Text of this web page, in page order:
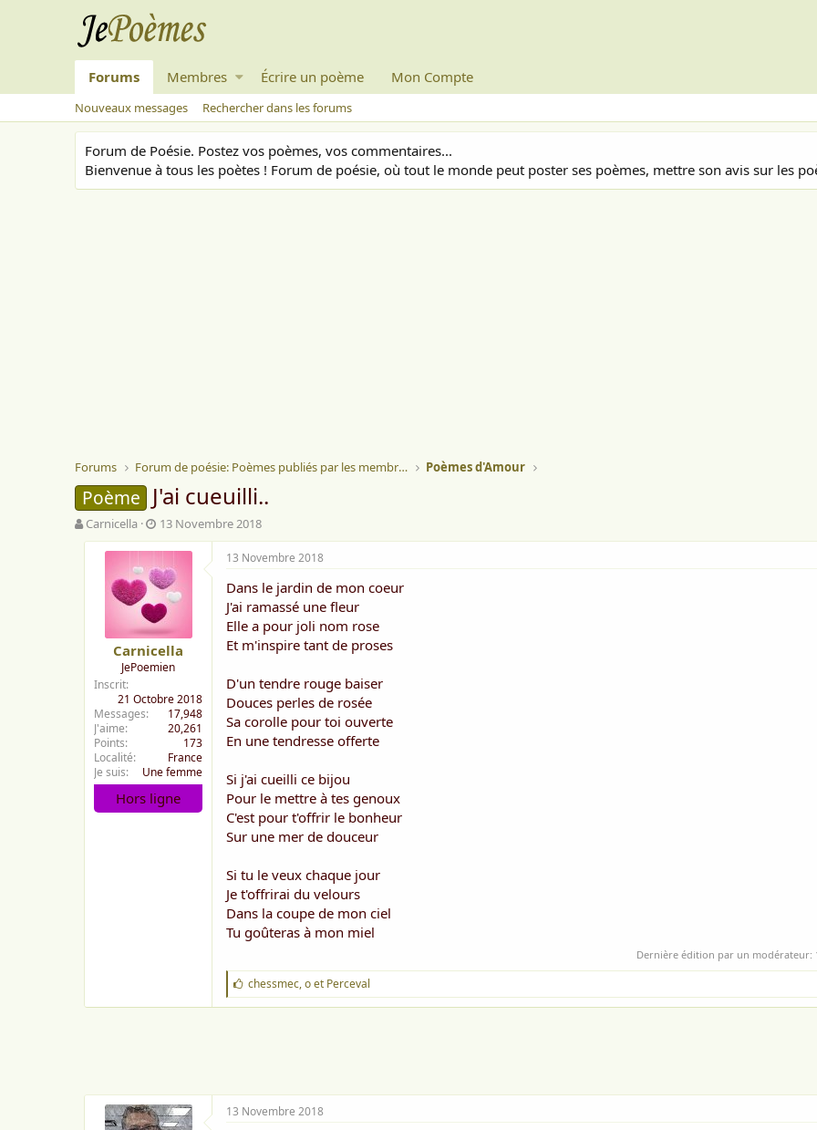
Forums Membres Écrire un poème Mon Compte
Nouveaux messages Rechercher dans les forums
Forum de Poésie. Postez vos poèmes, vos commentaires...
Bienvenue à tous les poètes ! Forum de poésie, où tout le monde peut poster ses poèmes, mettre son avis sur les
Forums Forum de poésie: Poèmes publiés par les membres Poèmes d'Amour
Poème J'ai cueuilli..
A
u
Carnicella
D
a
t
e
d
e
d
é
b
u
13 Novembre 2018
Carnicella
JePoemien
Inscrit
21 Octobre 2018
Messages
17,948
J'aime
20,261
Points
173
Localité
France
Je suis
Une femme
Hors ligne
13 Novembre 2018
Dans le jardin de mon coeur
J'ai ramassé une fleur
Elle a pour joli nom rose
Et m'inspire tant de proses
D'un tendre rouge baiser
Douces perles de rosée
Sa corolle pour toi ouverte
En une tendresse offerte
Si j'ai cueilli ce bijou
Pour le mettre à tes genoux
C'est pour t'offrir le bonheur
Sur une mer de douceur
Si tu le veux chaque jour
Je t'offrirai du velours
Dans la coupe de mon ciel
Tu goûteras à mon miel
Dernière édition par un modérateur:
J
'
a
chessmec,oet Perceval
13 Novembre 2018